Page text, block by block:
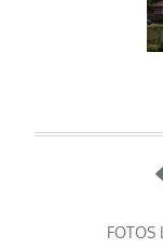
FOTOS